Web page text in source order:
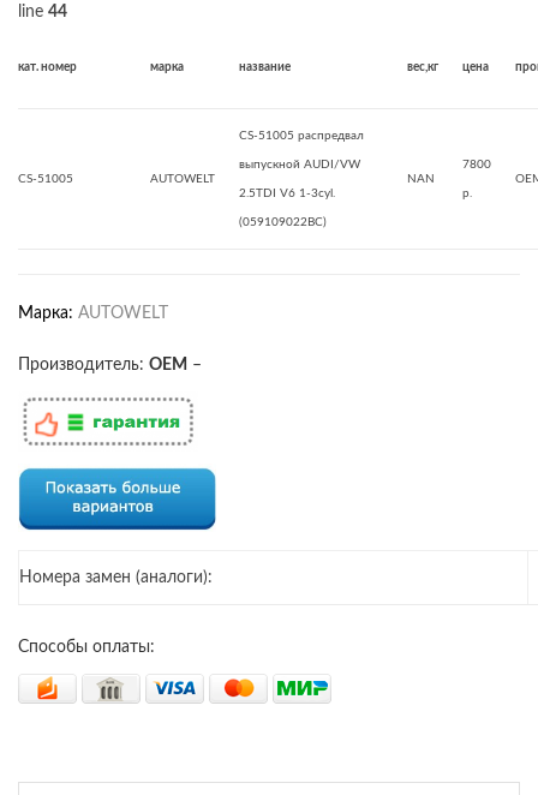
line 44
кат. номер марка название вес,кг цена
CS-51005 AUTOWELT
CS-51005 распредвал
выпускной AUDI/VW
2.5TDI V6 1-3cyl.
(059109022BC)
NAN
7800
р.
Марка: AUTOWELT
Производитель: OEM –
Номера замен (аналоги):
Способы оплаты: